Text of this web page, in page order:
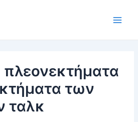
πλεονεκτήματα
των
ταλκ